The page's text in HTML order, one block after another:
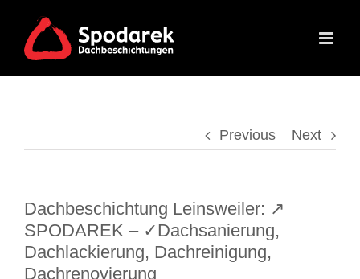
content
Previous Next
Dachbeschichtung Leinsweiler: ↗️
SPODAREK – ✓Dachsanierung,
Dachlackierung, Dachreinigung,
Dachrenovierung